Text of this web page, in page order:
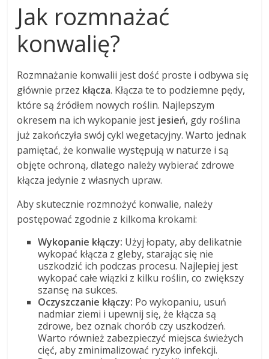
Jak rozmnażać
konwalię?
Rozmnażanie konwalii jest dość proste i odbywa się
głównie przez kłącza. Kłącza te to podziemne pędy,
które są źródłem nowych roślin. Najlepszym
okresem na ich wykopanie jest jesień, gdy roślina
już zakończyła swój cykl wegetacyjny. Warto jednak
pamiętać, że konwalie występują w naturze i są
objęte ochroną, dlatego należy wybierać zdrowe
kłącza jedynie z własnych upraw.
Aby skutecznie rozmnożyć konwalie, należy
postępować zgodnie z kilkoma krokami:
Wykopanie kłączy: Użyj łopaty, aby delikatnie
wykopać kłącza z gleby, starając się nie
uszkodzić ich podczas procesu. Najlepiej jest
wykopać całe wiązki z kilku roślin, co zwiększy
szansę na sukces.
Oczyszczanie kłączy: Po wykopaniu, usuń
nadmiar ziemi i upewnij się, że kłącza są
zdrowe, bez oznak chorób czy uszkodzeń.
Warto również zabezpieczyć miejsca świeżych
cięć, aby zminimalizować ryzyko infekcji.